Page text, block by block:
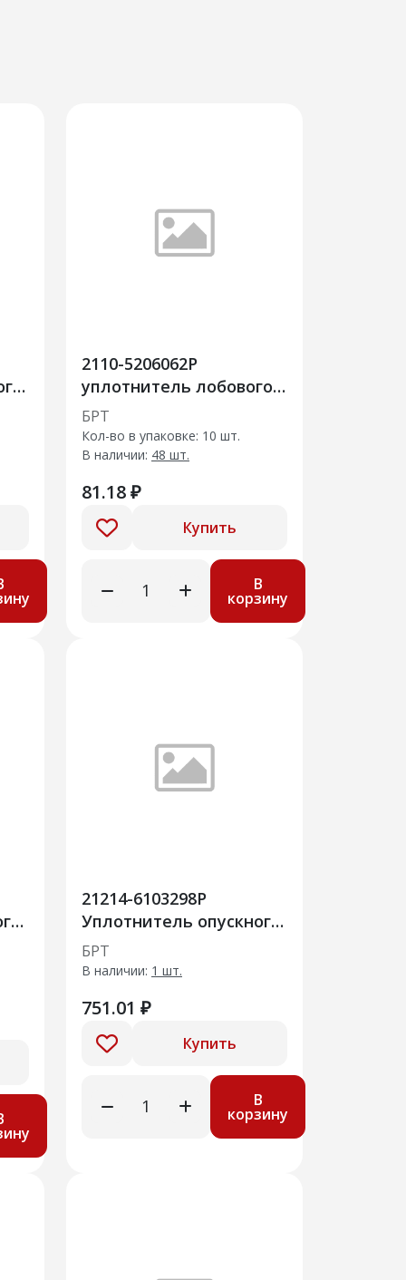
2110-5206062Р
уплотнитель лобового
стекла нижний
БРТ
Кол-во в упаковке: 10 шт.
В наличии: 48 шт.
81.18 ₽
Купить
В
корзину
21214-6103298Р
Уплотнитель опускного
стекла правой двери
10шт
БРТ
В наличии: 1 шт.
751.01 ₽
Купить
В
корзину